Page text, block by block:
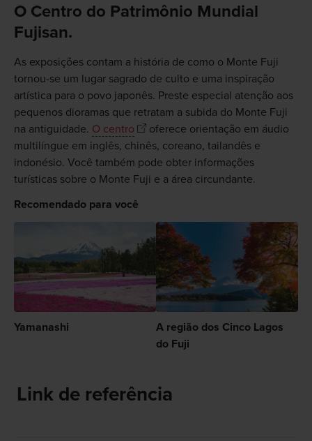
O Centro do Patrimônio Mundial
Fujisan.
As exposições contam a história de como o Monte Fuji
tornou-se um lugar sagrado de culto e uma inspiração
artística para o povo japonês. Preste especial atenção aos
pequenos dioramas que retratam a subida do Monte Fuji
na antiguidade. O centro
oferece orientação em áudio
multilíngue em inglês, chinês, coreano, tailandês e
indonésio. Você também pode obter informações
turísticas sobre o Monte Fuji e a área circundante.
Recomendado para você
Yamanashi
A região dos Cinco Lagos
do Fuji
Link de referência